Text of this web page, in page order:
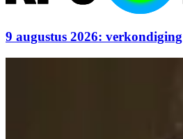
9 augustus 2026: verkondiging